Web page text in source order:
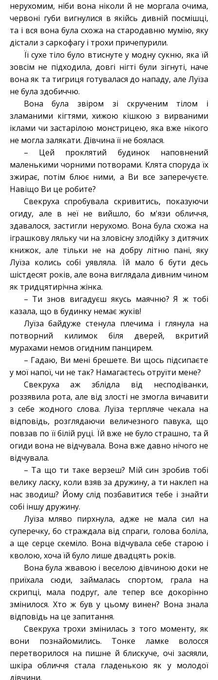
нерухомим, ніби вона ніколи й не моргала очима,
червоні губи вигнулися в якійсь дивній посмішці,
та і вся вона була схожа на стародавню мумію, яку
дістали з саркофагу і трохи причепурили.
Її сухе тіло було втиснуте у модну сукню, яка їй
зовсім не підходила, довгі нігті були зігнуті, наче
вона як та тигриця готувалася до нападу, але Луїза
не була здобиччю.
Вона була звіром зі скрученим тілом і
зламаними кігтями, хижою кішкою з вирваними
іклами чи застарілою монстрицею, яка вже нікого
не могла залякати. Дівчина її не боялася.
– Цей проклятий будинок наповнений
маленькими чорними потворами. Клята споруда їх
зжирає, потім блює ними, а Ви все заперечуєте.
Навіщо Ви це робите?
Свекруха спробувала скривитись, показуючи
огиду, але в неї не вийшло, бо м'язи обличчя,
здавалося, застигли нерухомо. Вона була схожа на
іграшкову ляльку чи на зловісну злодійку з дитячих
книжок, але тільки не на добру літню пані, яку
Луїза колись собі уявляла. Їй мало б бути десь
шістдесят років, але вона виглядала дивним чином
як тридцятирічна жінка.
– Ти знов вигадуєш якусь маячню? Я ж тобі
казала, що в будинку немає жуків!
Луїза байдуже стенула плечима і глянула на
потворний килимок біля дверей, вкритий
мурахами немов огидним панцирем.
– Гадаю, Ви мені брешете. Ви щось підсипаєте
у мої напої, чи не так? Намагаєтесь отруїти мене?
Свекруха аж зблідла від несподіванки,
роззявила рота, але від злості не змогла вичавити
з себе жодного слова. Луїза терпляче чекала на
відповідь, розглядаючи величезного павука, що
повзав по її білій руці. Їй вже не було страшно, та й
огиди вона не відчувала. Вона вже давно нічого не
відчувала.
– Та що ти таке верзеш? Мій син зробив тобі
велику ласку, коли взяв за дружину, а ти наклеп на
нас зводиш? Йому слід позбавитися тебе і знайти
собі іншу дружину.
Луїза мляво пирхнула, адже не мала сил на
суперечку, бо страждала від спраги, голова боліла,
а ще серце скеміло. Вона відчувала себе старою і
кволою, хоча їй було лише двадцять років.
Вона була жвавою і веселою дівчиною доки не
приїхала сюди, займалась спортом, грала на
скрипці, мала подруг, але тепер все докорінно
змінилося. Хто ж був у цьому винен? Вона знала
відповідь на це запитання.
Свекруха трохи змінилась з того моменту, як
вони познайомились. Тонке ламке волосся
перетворилося на пишне й блискуче, очі засяяли,
шкіра обличчя стала гладенькою як у молодої
дівчини.